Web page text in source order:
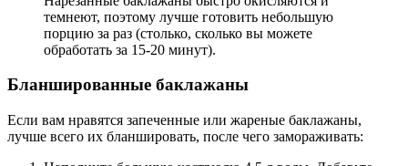
темнеют, поэтому лучше готовить небольшую
порцию за раз (столько, сколько вы можете
обработать за 15-20 минут).
Бланшированные баклажаны
Если вам нравятся запеченные или жареные баклажаны,
лучше всего их бланшировать, после чего замораживать: